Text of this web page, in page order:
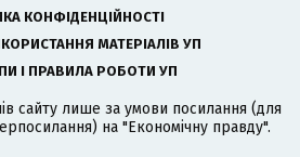
КОНФІДЕНЦІЙНОСТІ
МАТЕРІАЛІВ УП
І ПРАВИЛА РОБОТИ УП
сайту лише за умови посилання (для
на "Економічну правду".